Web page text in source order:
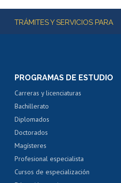
Más información
TRÁMITES Y SERVICIOS PARA
PROGRAMAS DE ESTUDIO
Carreras y licenciaturas
Bachillerato
Diplomados
Doctorados
Magísteres
Profesional especialista
Cursos de especialización